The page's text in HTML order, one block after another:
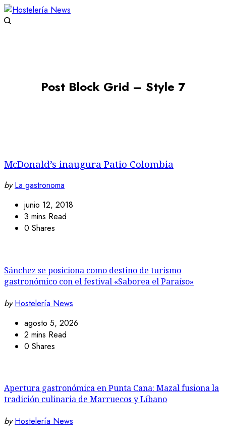
Post Block Grid – Style 7
McDonald’s inaugura Patio Colombia
by La gastronoma
junio 12, 2018
3 mins Read
0 Shares
Sánchez se posiciona como destino de turismo
gastronómico con el festival «Saborea el Paraíso»
by Hostelería News
agosto 5, 2026
2 mins Read
0 Shares
Apertura gastronómica en Punta Cana: Mazal fusiona la
tradición culinaria de Marruecos y Líbano
by Hostelería News